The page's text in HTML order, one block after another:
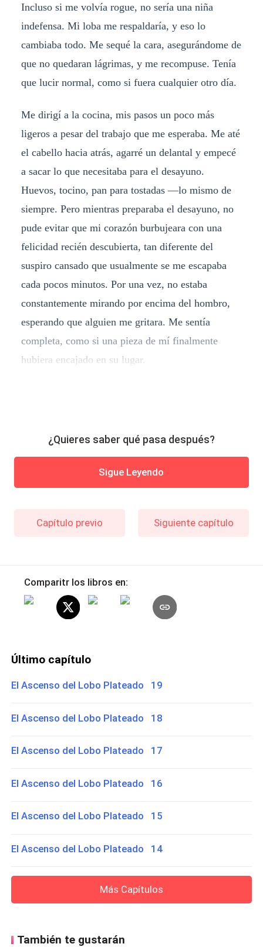
Incluso si me volvía rogue, no sería una niña
indefensa. Mi loba me respaldaría, y eso lo
cambiaba todo. Me sequé la cara, asegurándome de
que no quedaran lágrimas, y me recompuse. Tenía
que lucir normal, como si fuera cualquier otro día.
Me dirigí a la cocina, mis pasos un poco más
ligeros a pesar del trabajo que me esperaba. Me até
el cabello hacia atrás, agarré un delantal y empecé
a sacar lo que necesitaba para el desayuno.
Huevos, tocino, pan para tostadas —lo mismo de
siempre. Pero mientras preparaba el desayuno, no
pude evitar que mi corazón burbujeara con una
felicidad recién descubierta, tan diferente del
suspiro cansado que usualmente se me escapaba
cada pocos minutos. Por una vez, no estaba
constantemente mirando por encima del hombro,
esperando que alguien me gritara. Me sentía
completa, como si una pieza de mí finalmente
hubiera encajado en su lugar.
¿Quieres saber qué pasa después?
Sigue Leyendo
Capítulo previo Siguiente capítulo
Comparitr los libros en:
Último capítulo
El Ascenso del Lobo Plateado 19
El Ascenso del Lobo Plateado 18
El Ascenso del Lobo Plateado 17
El Ascenso del Lobo Plateado 16
El Ascenso del Lobo Plateado 15
El Ascenso del Lobo Plateado 14
Más Capítulos
También te gustarán